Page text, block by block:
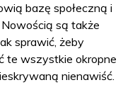
bazę społeczną i
są także
sprawić, żeby
te wszystkie okropne
nienawiść.